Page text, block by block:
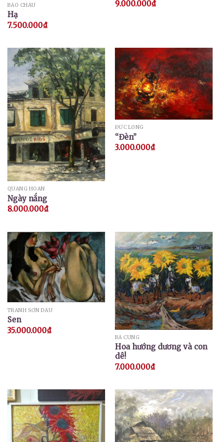
BẢO CHÂU
Hạ
7.500.000₫
9.000.000₫
QUANG HOAN
Ngày nắng
8.000.000₫
ĐỨC LONG
“Đèn”
3.000.000₫
TRANH SƠN DẦU
Sen
35.000.000₫
BÁ CUNG
Hoa hướng dương và con
dê!
7.000.000₫